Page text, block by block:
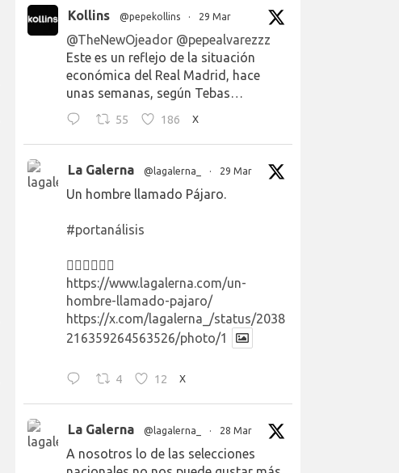
Kollins @pepekollins · 29 Mar
@TheNewOjeador @pepealvarezzz
Este es un reflejo de la situación
económica del Real Madrid, hace
unas semanas, según Tebas…
55 186 X
La Galerna @lagalerna_ · 29 Mar
Un hombre llamado Pájaro.
#portanálisis
👉🏻👉🏻👉🏻
https://www.lagalerna.com/un-
hombre-llamado-pajaro/
https://x.com/lagalerna_/status/2038
216359264563526/photo/1
4 12 X
La Galerna @lagalerna_ · 28 Mar
A nosotros lo de las selecciones